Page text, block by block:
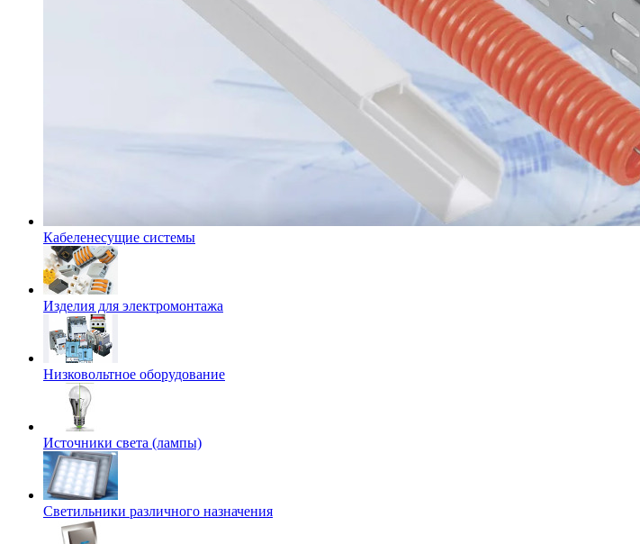
Кабеленесущие системы
Изделия для электромонтажа
Низковольтное оборудование
Источники света (лампы)
Светильники различного назначения